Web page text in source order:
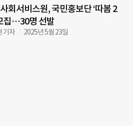
회서비스원, 국민홍보단 ‘따봄 2
집…30명 선발
기자 2025년 5월 23일